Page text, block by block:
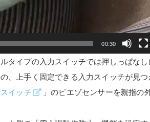
00:30
イプの入力スイッチでは押しっぱなし
、上手く固定できる入力スイッチが見つ
イッチ
」のピエゾセンサーを親指の